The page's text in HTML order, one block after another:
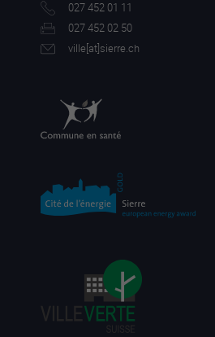
027 452 01 11
027 452 02 50
ville[at]sierre.ch